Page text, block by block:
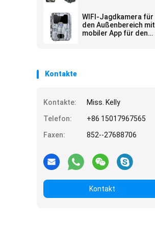
WIFI-Jagdkamera für
den Außenbereich mit
mobiler App für den
Kontakte
Kontakte:
Miss. Kelly
Telefon:
+86 15017967565
Faxen:
852--27688706
Kontakt